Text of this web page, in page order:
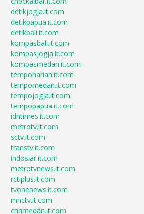
detikjogja.it.com
detikpapua.it.com
detikbali.it.com
kompasbali.it.com
kompasjogja.it.com
kompasmedan.it.com
tempoharian.it.com
tempomedan.it.com
tempojogja.it.com
tempopapua.it.com
idntimes.it.com
metrotv.it.com
sctv.it.com
transtv.it.com
indosiar.it.com
metrotvnews.it.com
rctiplus.it.com
tvonenews.it.com
mnctv.it.com
cnnmedan.it.com